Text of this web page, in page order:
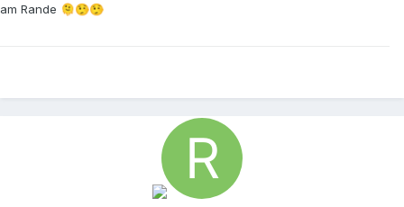
am Rande 🫠🤥🤥